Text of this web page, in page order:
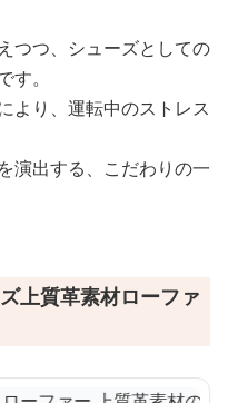
つつ、シューズとしての
。
より、運転中のストレス
演出する、こだわりの一
上質革素材ローファ